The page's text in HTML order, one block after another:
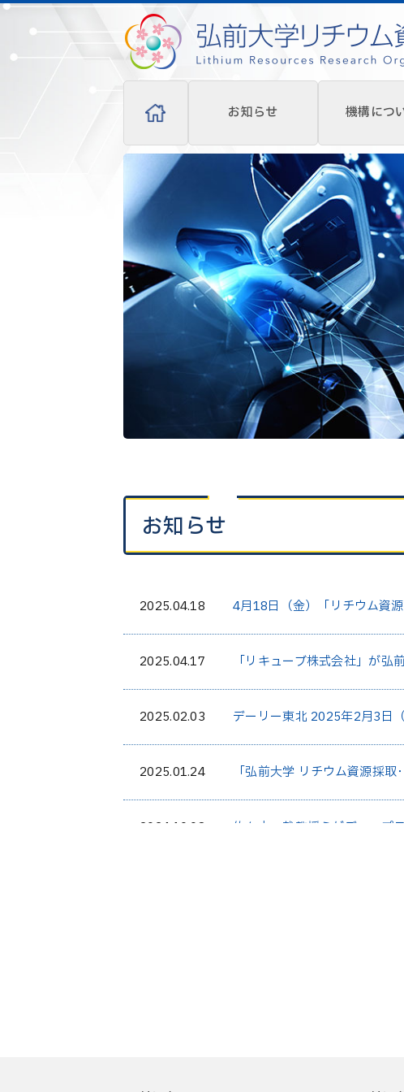
お知らせ 機構につ
お知らせ
2025.04.18 4月18日（金）「リチウム資
2025.04.17 「リキューブ株式会社」が
2025.02.03 デーリー東北 2025年2月3日
2025.01.24 「弘前大学 リチウム資源採
2024.10.08
佐々木一哉教授らがディープ
「RecycLi」社（リチウム資